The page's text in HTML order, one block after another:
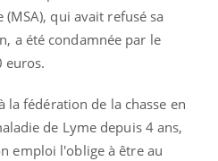
qui avait refusé sa
a été condamnée par le
euros.
la fédération de la chasse en
de Lyme depuis 4 ans,
emploi l'oblige à être au